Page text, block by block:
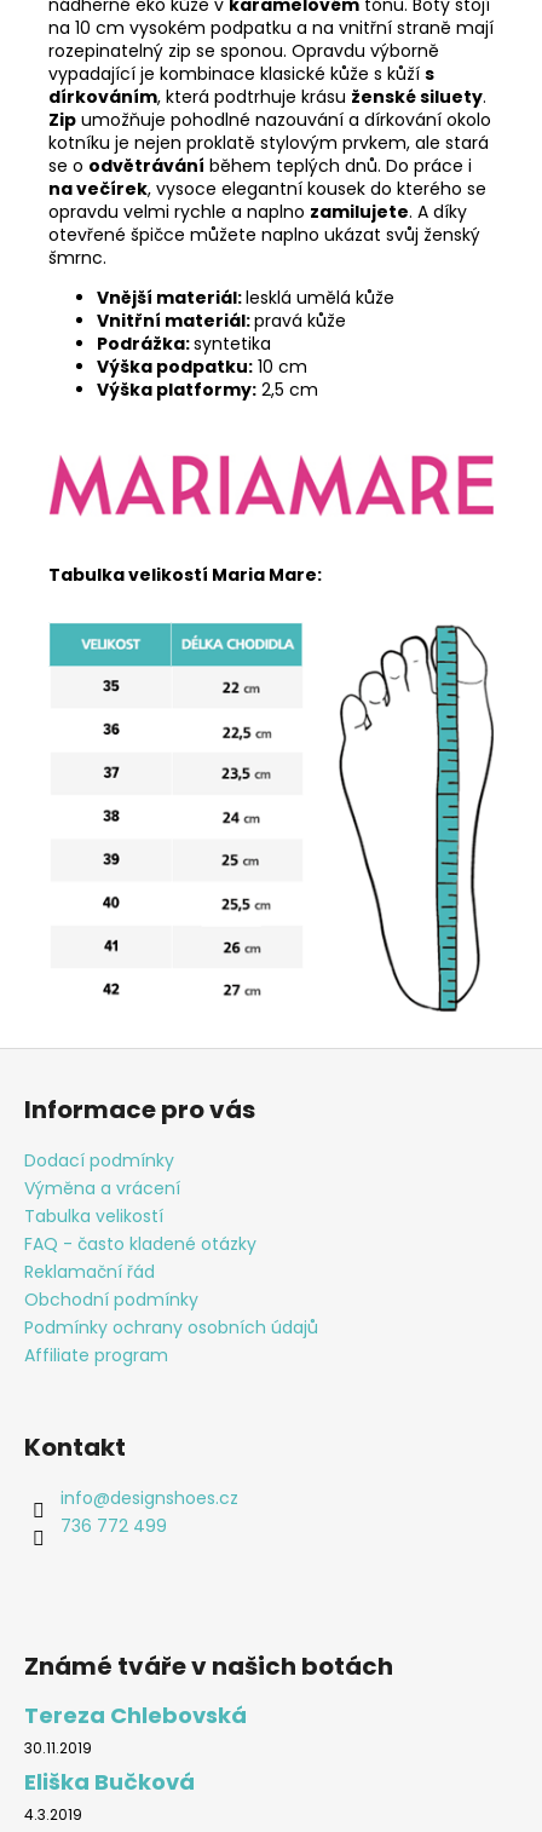
na 10 cm vysokém podpatku a na vnitřní straně mají
rozepinatelný zip se sponou. Opravdu výborně
vypadající je kombinace klasické kůže s kůží s
dírkováním, která podtrhuje krásu ženské siluety.
Zip umožňuje pohodlné nazouvání a dírkování okolo
kotníku je nejen proklatě stylovým prvkem, ale stará
se o odvětrávání během teplých dnů. Do práce i
na večírek, vysoce elegantní kousek do kterého se
opravdu velmi rychle a naplno zamilujete. A díky
otevřené špičce můžete naplno ukázat svůj ženský
šmrnc.
Vnější materiál:lesklá umělá kůže
Vnitřní materiál:pravá kůže
Podrážka:syntetika
Výška podpatku: 10 cm
Výška platformy: 2,5 cm
Tabulka velikostí Maria Mare:
Z
Informace pro vás
Dodací podmínky
Výměna a vrácení
Tabulka velikostí
FAQ - často kladené otázky
Reklamační řád
Obchodní podmínky
Podmínky ochrany osobních údajů
Affiliate program
Kontakt
info@designshoes.cz
736 772 499
Známé tváře v našich botách
Tereza Chlebovská
30.11.2019
Eliška Bučková
4.3.2019